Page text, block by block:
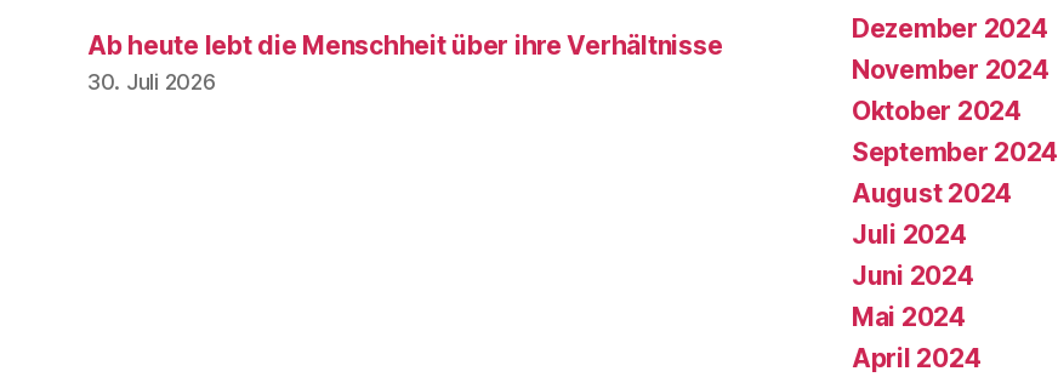
Ab heute lebt die Menschheit über ihre Verhältnisse
30. Juli 2026
Dezember 2024
November 2024
Oktober 2024
September 2024
August 2024
Juli 2024
Juni 2024
Mai 2024
April 2024